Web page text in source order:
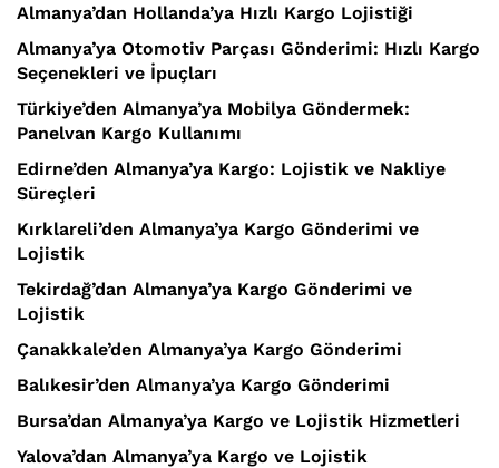
Almanya’dan Hollanda’ya Hızlı Kargo Lojistiği
Almanya’ya Otomotiv Parçası Gönderimi: Hızlı Kargo
Seçenekleri ve İpuçları
Türkiye’den Almanya’ya Mobilya Göndermek:
Panelvan Kargo Kullanımı
Edirne’den Almanya’ya Kargo: Lojistik ve Nakliye
Süreçleri
Kırklareli’den Almanya’ya Kargo Gönderimi ve
Lojistik
Tekirdağ’dan Almanya’ya Kargo Gönderimi ve
Lojistik
Çanakkale’den Almanya’ya Kargo Gönderimi
Balıkesir’den Almanya’ya Kargo Gönderimi
Bursa’dan Almanya’ya Kargo ve Lojistik Hizmetleri
Yalova’dan Almanya’ya Kargo ve Lojistik